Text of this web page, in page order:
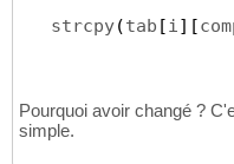
   strcpy
(tab [i] [
Pourquoi avoir changé ?
simple.